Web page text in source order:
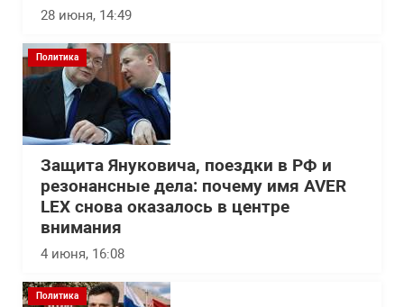
28 июня, 14:49
Политика
Защита Януковича, поездки в РФ и
резонансные дела: почему имя AVER
LEX снова оказалось в центре
внимания
4 июня, 16:08
Политика